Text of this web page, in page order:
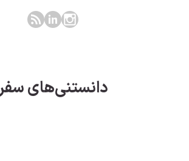
دانستنی‌های سفر